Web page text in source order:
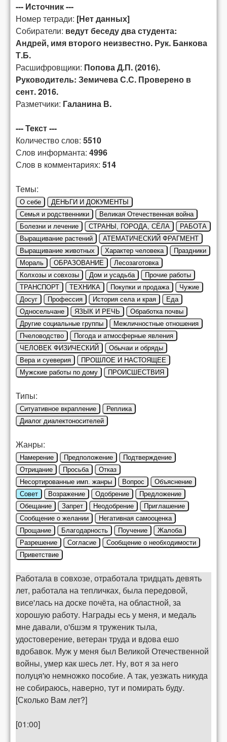
--- Источник ---
Номер тетради: [Нет данных]
Собиратели: ведут беседу два студента:
Андрей, имя второго неизвестно. Рук. Банкова
Т.Б.
Расшифровщики: Попова Д.П. (2016).
Руководитель: Земичева С.С. Проверено в
сент. 2016.
Разметчики: Галанина В.
--- Текст ---
Количество слов: 5510
Слов информанта: 4996
Слов в комментариях: 514
Темы:
О себе
ДЕНЬГИ И ДОКУМЕНТЫ
Семья и родственники
Великая Отечественная война
Болезни и лечение
СТРАНЫ, ГОРОДА, СЁЛА
РАБОТА
Выращивание растений
АТЕМАТИЧЕСКИЙ ФРАГМЕНТ
Выращивание животных
Характер человека
Праздники
Мораль
ОБРАЗОВАНИЕ
Лесозаготовка
Колхозы и совхозы
Дом и усадьба
Прочие работы
ТРАНСПОРТ
ТЕХНИКА Покупки и продажа
Чужие
Досуг
Профессия История села и края
Еда
Односельчане
ЯЗЫК И РЕЧЬ
Обработка почвы
Другие социальные группы
Межличностные отношения
Пчеловодство
Погода и атмосферные явления
ЧЕЛОВЕК ФИЗИЧЕСКИЙ
Обычаи и обряды
Вера и суеверия
ПРОШЛОЕ И НАСТОЯЩЕЕ
Мужские работы по дому
ПРОИСШЕСТВИЯ
Типы:
Ситуативное вкрапление
Реплика
Диалог диалектоносителей
Жанры:
Намерение Предположение
Подтверждение
Отрицание
Просьба
Отказ
Несортированные имп. жанры
Вопрос
Объяснение
Совет
Возражение Одобрение
Предложение
Обещание
Запрет Неодобрение
Приглашение
Сообщение о желании
Негативная самооценка
Прощание
Благодарность Поучение
Жалоба
Разрешение
Согласие
Сообщение о необходимости
Приветствие
Работала в совхозе, отработала тридцать девять
лет, работала на тепличках, была передовой,
висе'лась на доске почёта, на областной, за
хорошую работу. Награды есь у меня, и медаль
мне давали, о'бшэм я труженик тыла,
удостоверение, ветеран труда и вдова ешо
вдобавок. Муж у меня был Великой Отечественной
войны, умер как шесь лет. Ну, вот я за него
полуця'ю немножко пособие. А так, уезжать никуда
не собираюсь, наверно, тут и помирать буду.
[Сколько Вам лет?]
[01:00]